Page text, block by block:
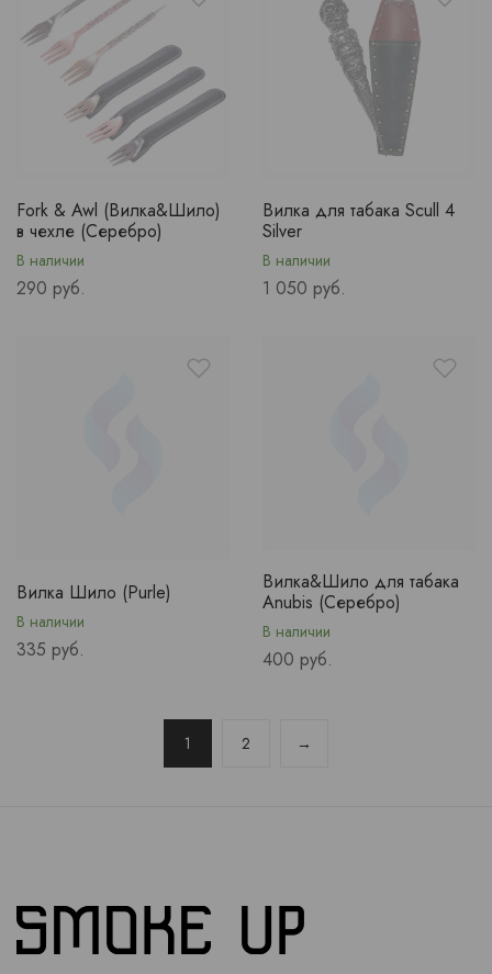
Fork & Awl (Вилка&Шило)
в чехле (Серебро)
В наличии
Price
290 руб.
Вилка для табака Scull 4
Silver
В наличии
Price
1 050 руб.
Вилка Шило (Purle)
В наличии
Price
335 руб.
Вилка&Шило для табака
Anubis (Серебро)
В наличии
Price
400 руб.
1 2 →